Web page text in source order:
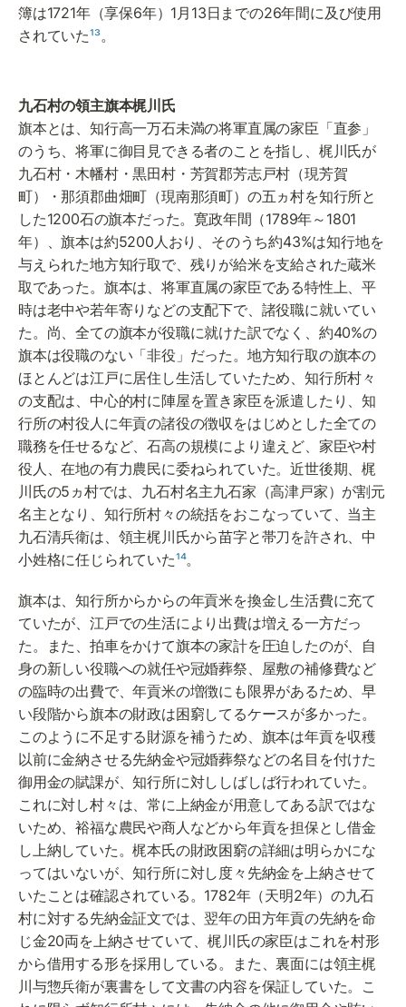
簿は1721年（享保6年）1月13日までの26年間に及び使用
されていた¹³。
旗本とは、知行高一万石未満の将軍直属の家臣「直参」
のうち、将軍に御目見できる者のことを指し、梶川氏が
九石村・木幡村・黒田村・芳賀郡芳志戸村（現芳賀
町）・那須郡曲畑町（現南那須町）の五ヵ村を知行所と
した1200石の旗本だった。寛政年間（1789年～1801
年）、旗本は約5200人おり、そのうち約43%は知行地を
与えられた地方知行取で、残りが給米を支給された蔵米
取であった。旗本は、将軍直属の家臣である特性上、平
時は老中や若年寄りなどの支配下で、諸役職に就いてい
た。尚、全ての旗本が役職に就けた訳でなく、約40%の
旗本は役職のない「非役」だった。地方知行取の旗本の
ほとんどは江戸に居住し生活していたため、知行所村々
の支配は、中心的村に陣屋を置き家臣を派遣したり、知
行所の村役人に年貢の諸役の徴収をはじめとした全ての
職務を任せるなど、石高の規模により違えど、家臣や村
役人、在地の有力農民に委ねられていた。近世後期、梶
川氏の5ヵ村では、九石村名主九石家（高津戸家）が割元
名主となり、知行所村々の統括をおこなっていて、当主
九石清兵衛は、領主梶川氏から苗字と帯刀を許され、中
小姓格に任じられていた¹⁴。
旗本は、知行所からからの年貢米を換金し生活費に充て
ていたが、江戸での生活により出費は増える一方だっ
た。また、拍車をかけて旗本の家計を圧迫したのが、自
身の新しい役職への就任や冠婚葬祭、屋敷の補修費など
の臨時の出費で、年貢米の増徴にも限界があるため、早
い段階から旗本の財政は困窮してるケースが多かった。
このように不足する財源を補うため、旗本は年貢を収穫
以前に金納させる先納金や冠婚葬祭などの名目を付けた
御用金の賦課が、知行所に対ししばしば行われていた。
これに対し村々は、常に上納金が用意してある訳ではな
いため、裕福な農民や商人などから年貢を担保とし借金
し上納していた。梶本氏の財政困窮の詳細は明らかにな
ってはいないが、知行所に対し度々先納金を上納させて
いたことは確認されている。1782年（天明2年）の九石
村に対する先納金証文では、翌年の田方年貢の先納を命
じ金20両を上納させていて、梶川氏の家臣はこれを村形
から借用する形を採用している。また、裏面には領主梶
川与惣兵衛が裏書をして文書の内容を保証していた。こ